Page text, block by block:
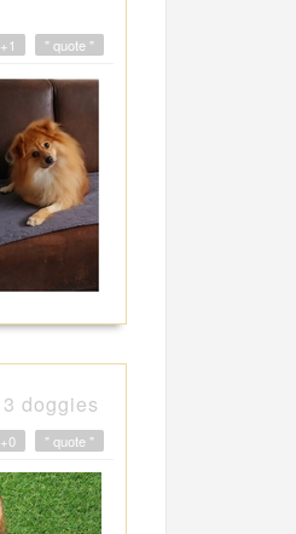
" quote "
+1
3 doggies
" quote "
+0